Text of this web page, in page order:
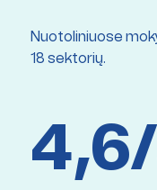
Nuotoliniuose
18 sektorių.